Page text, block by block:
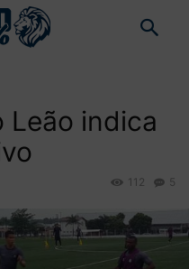
Leão indica
5
112